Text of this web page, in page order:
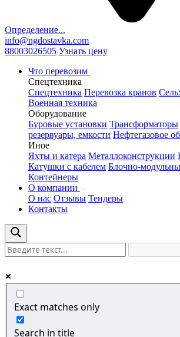
Определение...
info@ngdostavka.com
88003026505 Узнать цену
Что перевозим
Спецтехника
Спецтехника Перевозка кранов
Военная техника
Оборудование
Буровые установки Трансформаторы
резервуары, емкости Нефтегазовое
Иное
Яхты и катера Металлоконструкции
Катушки с кабелем Блочно-
Контейнеры
О компании
О нас Отзывы Тендеры
Контакты
Exact matches only
Search in title